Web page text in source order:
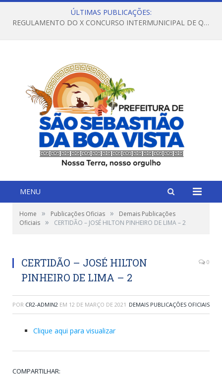
ÚLTIMAS PUBLICAÇÕES:
REGULAMENTO DO X CONCURSO INTERMUNICIPAL DE QUADRILHAS JUNINAS – 2026 – ARRAIÁ DA VENEZA
MENU
Home » Publicações Oficias »
Demais Publicações
Oficiais » CERTIDÃO – JOSÉ HILTON PINHEIRO DE LIMA – 2
CERTIDÃO – JOSÉ HILTON
PINHEIRO DE LIMA – 2
0
POR CR2-ADMIN2 EM 12 DE MARÇO DE 2021 DEMAIS PUBLICAÇÕES OFICIAIS
Clique aqui para visualizar
COMPARTILHAR: